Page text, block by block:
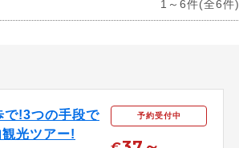
1～6件(全6件)
で!3つの手段で
光ツアー!
予約受付中